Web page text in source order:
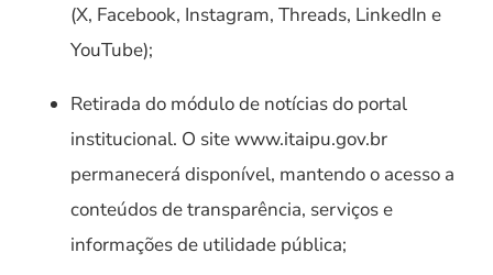
(X, Facebook, Instagram, Threads, LinkedIn e
YouTube);
Retirada do módulo de notícias do portal
institucional. O site www.itaipu.gov.br
permanecerá disponível, mantendo o acesso a
conteúdos de transparência, serviços e
informações de utilidade pública;